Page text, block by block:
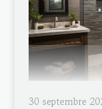
30 septembre